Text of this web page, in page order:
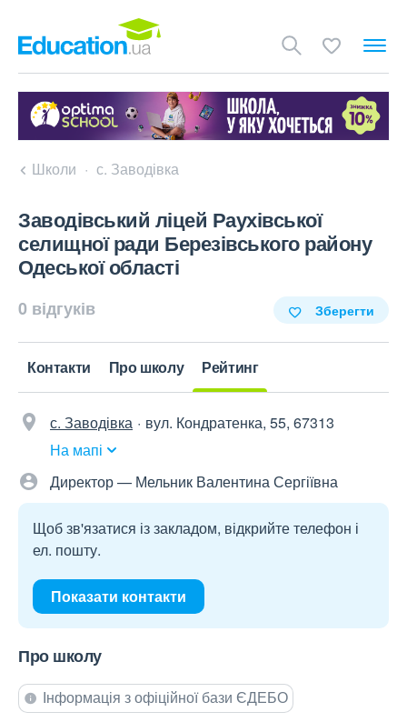
Школи с. Заводівка
Заводівський ліцей Раухівської
селищної ради Березівського району
Одеської області
0 відгуків Зберегти
Контакти Про школу Рейтинг
с. Заводівка
вул. Кондратенка, 55, 67313
На мапі
Директор — Мельник Валентина Сергіївна
Щоб зв'язатися із закладом, відкрийте телефон і
ел. пошту.
Показати контакти
Про школу
Інформація з офіційної бази ЄДЕБО